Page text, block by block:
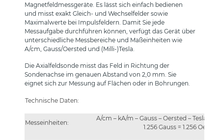
Magnetfeldmessgeräte. Es lässt sich einfach bedienen
und misst exakt Gleich- und Wechselfelder sowie
Maximalwerte bei Impulsfeldern. Damit Sie jede
Messaufgabe durchführen können, verfügt das Gerät über
unterschiedliche Messbereiche und Maßeinheiten wie
A/cm, Gauss/Oersted und (Milli-)Tesla.
Die Axialfeldsonde misst das Feld in Richtung der
Sondenachse im genauen Abstand von 2,0 mm. Sie
eignet sich zur Messung auf Flächen oder in Bohrungen.
Technische Daten:
Messeinheiten:
A/cm – kA/m – Gauss – Oersted – Tesla
1.256 Gauss = 1.256